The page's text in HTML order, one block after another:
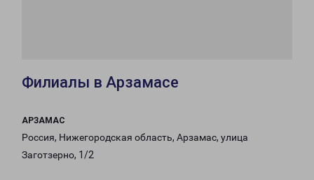
Филиалы в Арзамасе
АРЗАМАС
Россия, Нижегородская область, Арзамас, улица
Заготзерно, 1/2